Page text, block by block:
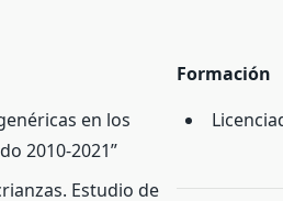
en los
2010-2021”
Estudio de
Formación